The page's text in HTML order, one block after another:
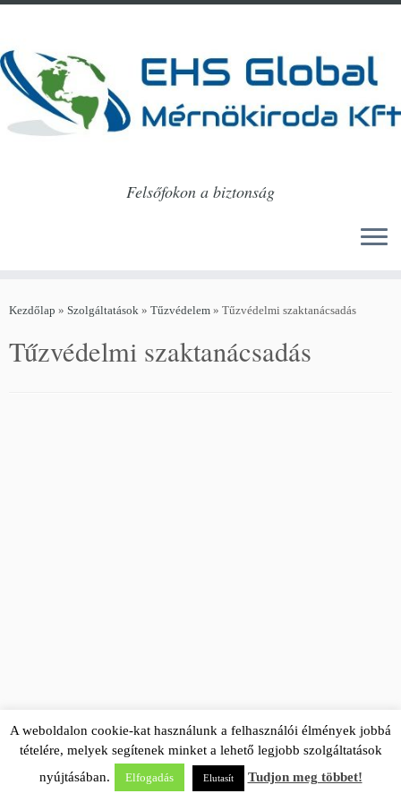
Felsőfokon a biztonság
Kezdőlap » Szolgáltatások » Tűzvédelem » Tűzvédelmi szaktanácsadás
Tűzvédelmi szaktanácsadás
·© 2026 EHS Global·Powered by ·Designed with theCustomizr theme·
A weboldalon cookie-kat használunk a felhasználói élmények jobbá
tételére, melyek segítenek minket a lehető legjobb szolgáltatások
nyújtásában.
Elfogadás Elutasít Tudjon meg többet!